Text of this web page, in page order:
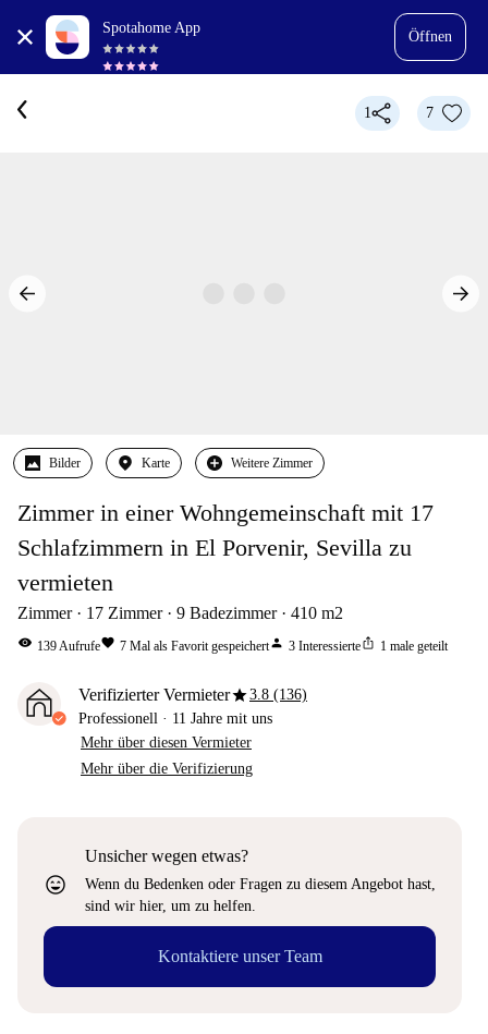
Spotahome App
Öffnen
1 7
Bilder Karte Weitere Zimmer
Zimmer in einer Wohngemeinschaft mit 17
Schlafzimmern in El Porvenir, Sevilla zu
vermieten
Zimmer 17 Zimmer 9 Badezimmer 410 m2
visibility 139Aufrufefavorite 7 Mal als Favorit gespeichertperson 3 Interessierteios_share 1 male geteilt
Verifizierter Vermieterstar3.8 (136)
Professionell · 11 Jahre mit uns
Mehr über diesen Vermieter
Mehr über die Verifizierung
sentiment_very_satisfied
Unsicher wegen etwas?
Wenn du Bedenken oder Fragen zu diesem Angebot hast,
sind wir hier, um zu helfen.
Kontaktiere unser Team